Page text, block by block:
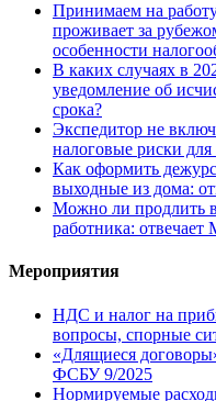
Принимаем на
проживает за
особенности
В каких случаях в
уведомление об
срока?
Экспедитор не
налоговые риски для
Как оформить
выходные из дома:
Можно ли продлить
работника: отвечает
Мероприятия
НДС и налог на
вопросы, спорные
«Длящиеся
ФСБУ 9/2025
Нормируемые